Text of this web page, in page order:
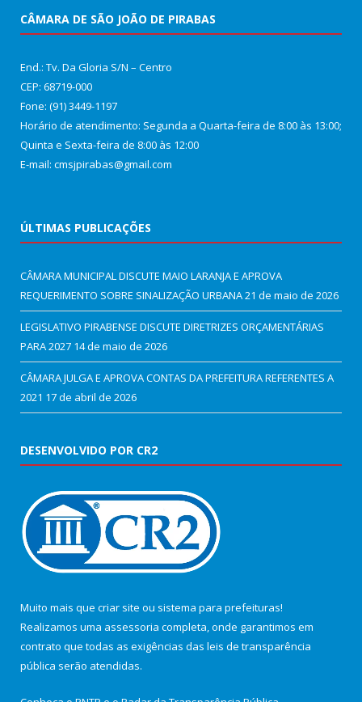
CÂMARA DE SÃO JOÃO DE PIRABAS
End.: Tv. Da Gloria S/N – Centro
CEP: 68719-000
Fone: (91) 3449-1197
Horário de atendimento: Segunda a Quarta-feira de 8:00 às 13:00;
Quinta e Sexta-feira de 8:00 às 12:00
E-mail: cmsjpirabas@gmail.com
ÚLTIMAS PUBLICAÇÕES
CÂMARA MUNICIPAL DISCUTE MAIO LARANJA E APROVA
REQUERIMENTO SOBRE SINALIZAÇÃO URBANA21 de maio de 2026
LEGISLATIVO PIRABENSE DISCUTE DIRETRIZES ORÇAMENTÁRIAS
PARA 2027 14 de maio de 2026
CÂMARA JULGA E APROVA CONTAS DA PREFEITURA REFERENTES A
2021 17 de abril de 2026
DESENVOLVIDO POR CR2
Muito mais que criar site ou sistema para prefeituras!
Realizamos uma assessoria completa, onde garantimos em
contrato que todas as exigências das leis de transparência
pública serão atendidas.